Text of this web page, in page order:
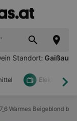
Standort: Gaißau
Elektronik
Warmes Beigeblond